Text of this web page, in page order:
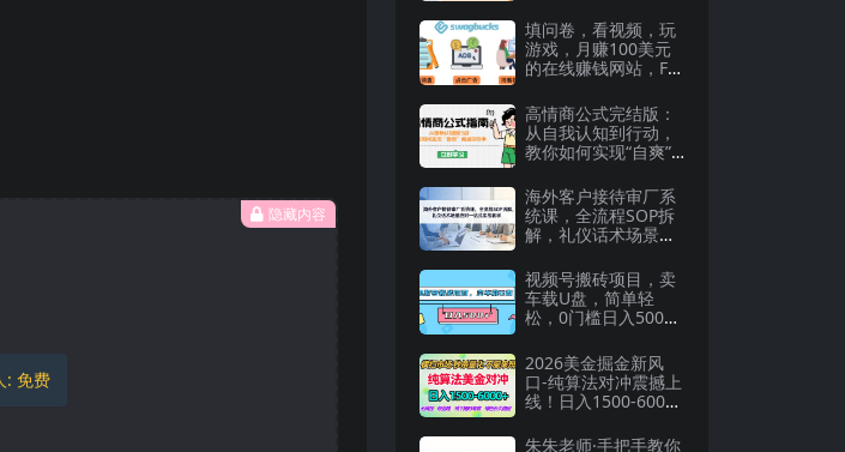
隐藏内容
: 免费
填问卷，看视频，玩
游戏，月赚100美元
的在线赚钱网站，Fre
高情商公式完结版：
从自我认知到行动，
教你如何实现“自爽”
海外客户接待审厂系
统课，全流程SOP拆
解，礼仪话术场景应
视频号搬砖项目，卖
车载U盘，简单轻
松，0门槛日入500
2026美金掘金新风
口-纯算法对冲震撼上
线！日入1500-6000
轻松摆脱死工资，…
朱朱老师·手把手教你